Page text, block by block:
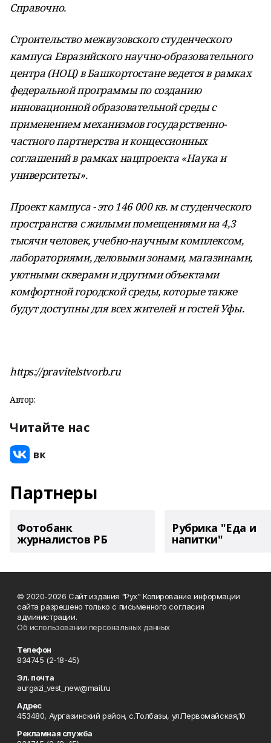
Справочно.
Строительство межвузовского студенческого
кампуса Евразийского научно-образовательного
центра (НОЦ) в Башкортостане ведется в рамках
федеральной программы по созданию
инновационной образовательной среды с
применением механизмов государственно-
частного партнерства и концессионных
соглашений в рамках нацпроекта «Наука и
университеты».
Проект кампуса - это 146 000 кв. м студенческого
пространства с жилыми помещениями на 4,3
тысячи человек, учебно-научным комплексом,
лабораториями, деловыми зонами, магазинами,
уютными скверами и другими объектами
комфортной городской среды, которые также
будут доступны для всех жителей и гостей Уфы.
https://pravitelstvorb.ru
Автор:
Читайте нас
Партнеры
Фотобанк
журналистов РБ
Рубрика "Еда и
напитки"
© 2020-2026 Сайт издания "Рух" Копирование информации
сайта разрешено только с письменного согласия
администрации.
Об использовании персональных данных
Телефон
834745 (2-18-45)
Эл. почта
aurgazi_vest_new@mail.ru
Адрес
453480, Аургазинский район, с.Толбазы, ул.Первомайская,10
Рекламная служба